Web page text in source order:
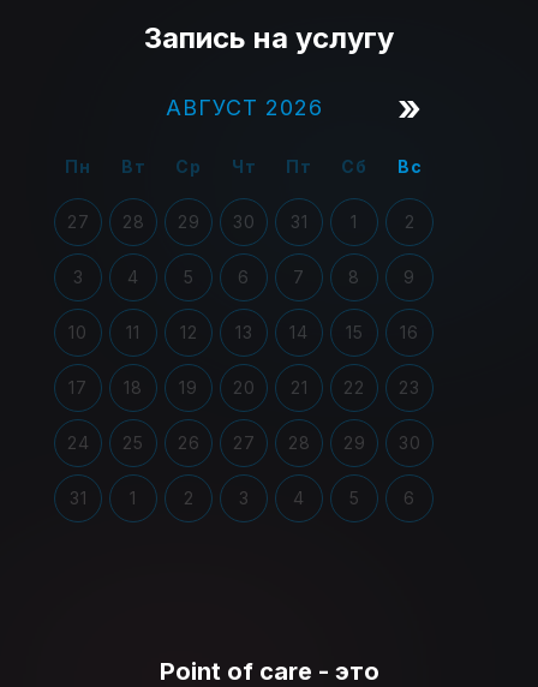
Запись на услугу
АВГУСТ 2026 »
Пн Вт Ср Чт Пт Сб Вс
27 28 29 30 31 1 2
3 4 5 6 7 8 9
10 11 12 13 14 15 16
17 18 19 20 21 22 23
24 25 26 27 28 29 30
31 1 2 3 4 5 6
Point of care - это